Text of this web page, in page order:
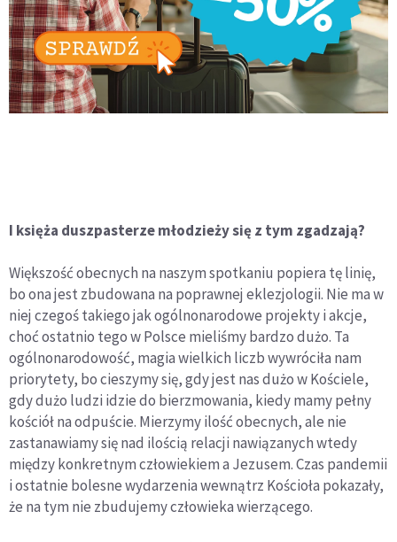
I księża duszpasterze młodzieży się z tym zgadzają?
Większość obecnych na naszym spotkaniu popiera tę linię,
bo ona jest zbudowana na poprawnej eklezjologii. Nie ma w
niej czegoś takiego jak ogólnonarodowe projekty i akcje,
choć ostatnio tego w Polsce mieliśmy bardzo dużo. Ta
ogólnonarodowość, magia wielkich liczb wywróciła nam
priorytety, bo cieszymy się, gdy jest nas dużo w Kościele,
gdy dużo ludzi idzie do bierzmowania, kiedy mamy pełny
kościół na odpuście. Mierzymy ilość obecnych, ale nie
zastanawiamy się nad ilością relacji nawiązanych wtedy
między konkretnym człowiekiem a Jezusem. Czas pandemii
i ostatnie bolesne wydarzenia wewnątrz Kościoła pokazały,
że na tym nie zbudujemy człowieka wierzącego.